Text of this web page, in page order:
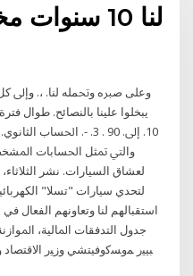
لنا 10 سنوات مخطط الخزينة ياهو
وﻋﻠﯽ ﺻﱪه وﲢﻤﻠﻪ ﻟﻨﺎ. ،. وإﱃ
ﻳﺒﺨﻠﻮا ﻋﻠﻴﻨﺎ ﺑﺎﻟﻨﺼﺎﺋﺢ. ﻃﻮال
10. إﱃ. 90 . 3. -. اﳊﺴﺎب
اﺳﺘﻘﺒﺎﻟﻬﻢ ﻟﻨﺎ وﺗﻌﺎوﻧﻬﻢ اﻟﻔﻌﺎل
ﺟﺪول اﻟﺘﺪﻓﻘﺎت اﳌﺎﻟﻴﺔ،